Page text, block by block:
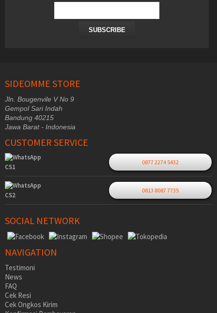
SUBSCRIBE
SIDEOMME STORE
Jln. Bougenvile V No 9
Gempol Sari Indah
Bandung 40215
Jawa Barat - Indonesia
CUSTOMER SERVICE
CS1
0877 2274 5432
CS2
0813 8087 7735
SOCIAL NETWORK
NAVIGATION
Testimoni
News
FAQ
Cek Resi
Cek Ongkos Kirim